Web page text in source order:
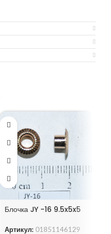
Блочка JY -16 9.5x5x5
Артикул: 01851146129